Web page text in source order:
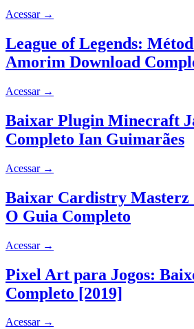
Acessar →
League of Legends:
Amorim Download
Acessar →
Baixar Plugin Minecraft
Completo Ian Guimarães
Acessar →
Baixar Cardistry Masterz
O Guia Completo
Acessar →
Pixel Art para Jogos:
Completo [2019]
Acessar →